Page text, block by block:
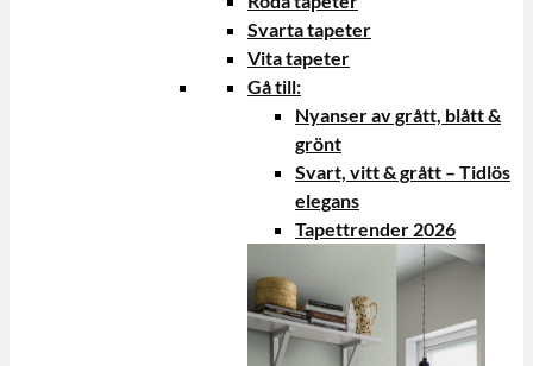
Svarta tapeter
Vita tapeter
Gå till:
Nyanser av grått, blått &
grönt
Svart, vitt & grått – Tidlös
elegans
Tapettrender 2026